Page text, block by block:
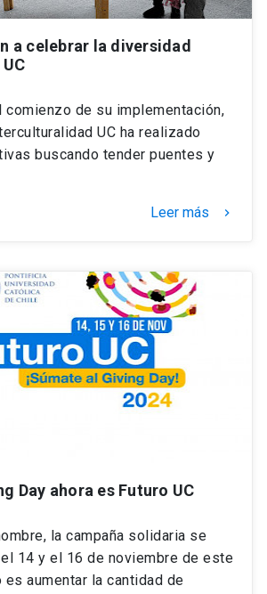
a celebrar la diversidad
comienzo de su implementación,
UC ha realizado
buscando tender puentes y
Leer más keyboard_arrow_right
Day ahora es Futuro UC
la campaña solidaria se
14 y el 16 de noviembre de este
es aumentar la cantidad de